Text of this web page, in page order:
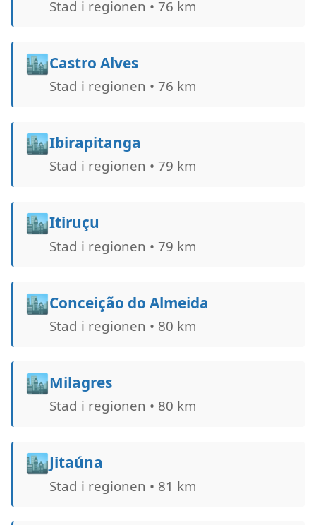
Stad i regionen • 76 km
🏙️Castro Alves
Stad i regionen • 76 km
🏙️Ibirapitanga
Stad i regionen • 79 km
🏙️Itiruçu
Stad i regionen • 79 km
🏙️Conceição do Almeida
Stad i regionen • 80 km
🏙️Milagres
Stad i regionen • 80 km
🏙️Jitaúna
Stad i regionen • 81 km